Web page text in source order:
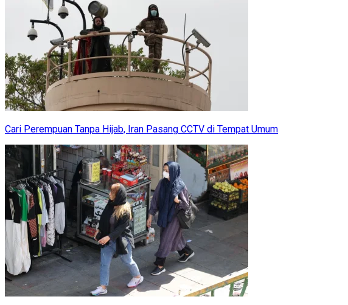
Cari Perempuan Tanpa Hijab, Iran Pasang CCTV di Tempat Umum